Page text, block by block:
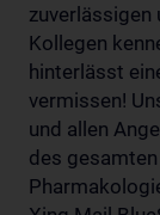
Kollegen
hinterlässt
vermissen!
und allen
des